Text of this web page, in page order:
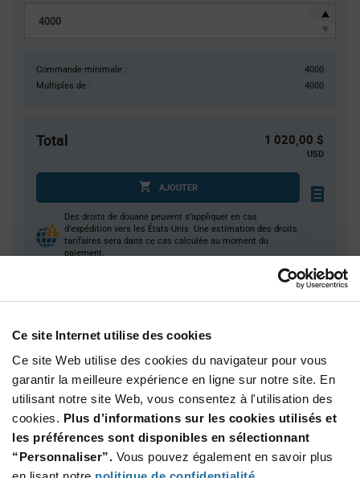
Ce site Internet utilise des cookies
Ce site Web utilise des cookies du navigateur pour vous
garantir la meilleure expérience en ligne sur notre site. En
utilisant notre site Web, vous consentez à l'utilisation des
cookies. Plus d’informations sur les cookies utilisés et
les préférences sont disponibles en sélectionnant
“Personnaliser”. Vous pouvez également en savoir plus
Commande minimale :
4000
Multiples de :
4000
Total 1 020,00 $
USD
AJOUTER
Des droits de douane peuvent s’appliquer en cas
d’expédition vers les États-Unis. Une estimation des droits
tarifaires sera dans ce cas calculée au moment du
paiement.
4 000
$0.255
8 000
$0.25
20 000+
$0.245
Product
Variant
Information
section
Emballages disponibles